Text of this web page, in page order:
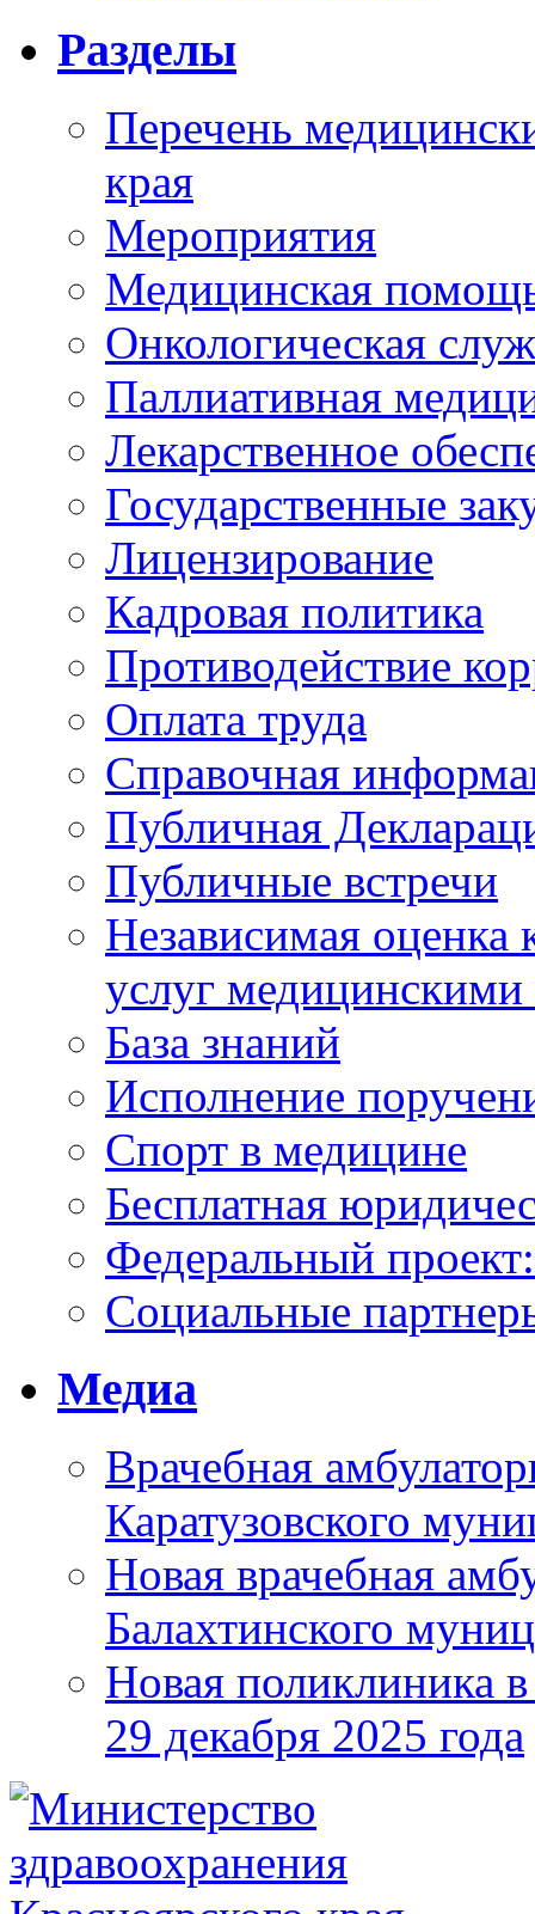
Разделы
Перечень
края
Мероприятия
Медицинская
Онкологическая
Паллиативная
Лекарственное
Государственные
Лицензирование
Кадровая политика
Противодействие
Оплата труда
Справочная
Публичная
Публичные встречи
Независимая оценка
услуг
База знаний
Исполнение
Спорт в медицине
Бесплатная
Федеральный
Социальные
Медиа
Врачебная
Каратузовского
Новая врачебная
Балахтинского
Новая поликлиника
29 декабря 2025 года